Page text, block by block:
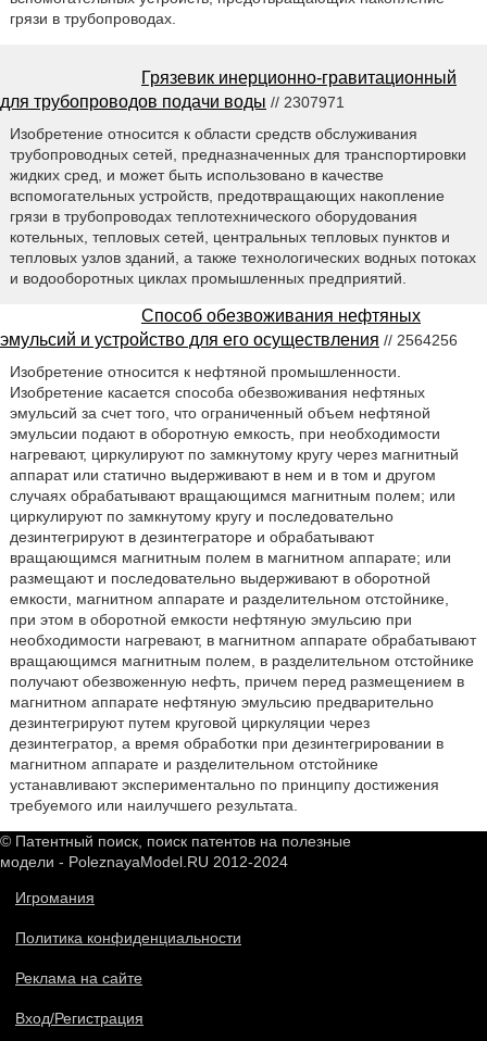
грязи в трубопроводах.
Грязевик инерционно-гравитационный
для трубопроводов подачи воды // 2307971
Изобретение относится к области средств обслуживания
трубопроводных сетей, предназначенных для транспортировки
жидких сред, и может быть использовано в качестве
вспомогательных устройств, предотвращающих накопление
грязи в трубопроводах теплотехнического оборудования
котельных, тепловых сетей, центральных тепловых пунктов и
тепловых узлов зданий, а также технологических водных потоках
и водооборотных циклах промышленных предприятий.
Способ обезвоживания нефтяных
эмульсий и устройство для его осуществления // 2564256
Изобретение относится к нефтяной промышленности.
Изобретение касается способа обезвоживания нефтяных
эмульсий за счет того, что ограниченный объем нефтяной
эмульсии подают в оборотную емкость, при необходимости
нагревают, циркулируют по замкнутому кругу через магнитный
аппарат или статично выдерживают в нем и в том и другом
случаях обрабатывают вращающимся магнитным полем; или
циркулируют по замкнутому кругу и последовательно
дезинтегрируют в дезинтеграторе и обрабатывают
вращающимся магнитным полем в магнитном аппарате; или
размещают и последовательно выдерживают в оборотной
емкости, магнитном аппарате и разделительном отстойнике,
при этом в оборотной емкости нефтяную эмульсию при
необходимости нагревают, в магнитном аппарате обрабатывают
вращающимся магнитным полем, в разделительном отстойнике
получают обезвоженную нефть, причем перед размещением в
магнитном аппарате нефтяную эмульсию предварительно
дезинтегрируют путем круговой циркуляции через
дезинтегратор, а время обработки при дезинтегрировании в
магнитном аппарате и разделительном отстойнике
устанавливают экспериментально по принципу достижения
требуемого или наилучшего результата.
© Патентный поиск, поиск патентов на полезные
модели - PoleznayaModel.RU 2012-2024
Игромания
Политика конфиденциальности
Реклама на сайте
Вход/Регистрация